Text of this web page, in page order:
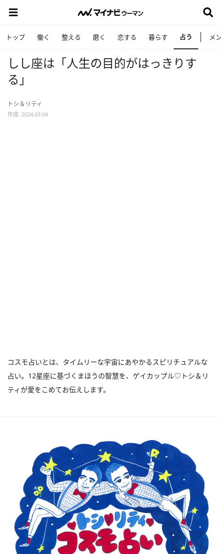
トップ 働く 整える 磨く 恋する 暮らす 占う メ
しし座は「人生の目的がはっきりす
る」
トシ＆リティ
作成: 2024.03.04
コスモ占いとは、タイムリーな宇宙にあやかるスピリチュアルな
占い。12星座に基づくまほうの智慧を、ゲイカップル♡トシ＆リ
ティが愛をこめてお伝えします。